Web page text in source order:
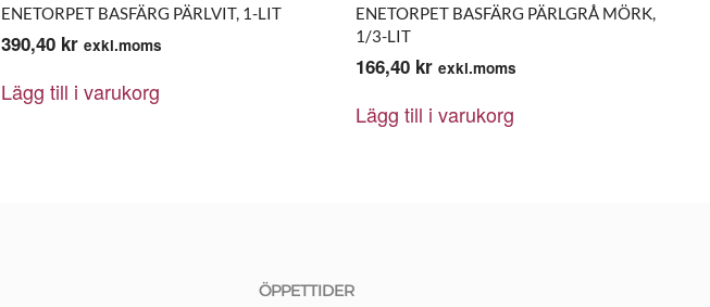
ENETORPET BASFÄRG PÄRLVIT, 1-LIT
390,40 kr exkl.moms
Lägg till i varukorg
ENETORPET BASFÄRG PÄRLGRÅ MÖRK,
1/3-LIT
166,40 kr exkl.moms
Lägg till i varukorg
ÖPPETTIDER